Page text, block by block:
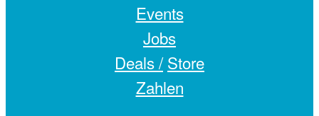
Events
Jobs
Deals / Store
Zahlen